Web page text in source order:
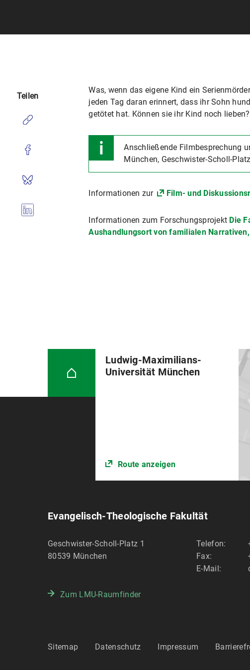
Was, wenn das eigene Kind ein
jeden Tag daran erinnert, dass ihr Sohn
getötet hat. Können sie ihr Kind noch lieben?
Anschließende Filmbesprechung
München, Geschwister-Scholl-
Informationen zur Film- und
Informationen zum Forschungsprojekt Die
Aushandlungsort von familialen
Teilen
Ludwig-Maximilians-
Universität München
Route anzeigen
Evangelisch-Theologische Fakultät
Geschwister-Scholl-Platz 1
80539 München
Telefon:
Fax:
E-Mail:
Zum LMU-Raumfinder
Sitemap Datenschutz Impressum